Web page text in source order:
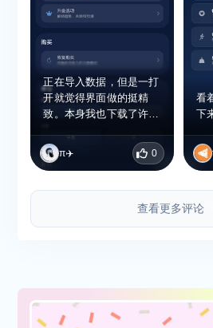
正在导入数据，但是一打
开就觉得界面做的挺精
致。本身我也下载了许多
件就手痒痒。下载来试
试，如果长测满意的话，
π✈️ 0
看
下
查看更多评论